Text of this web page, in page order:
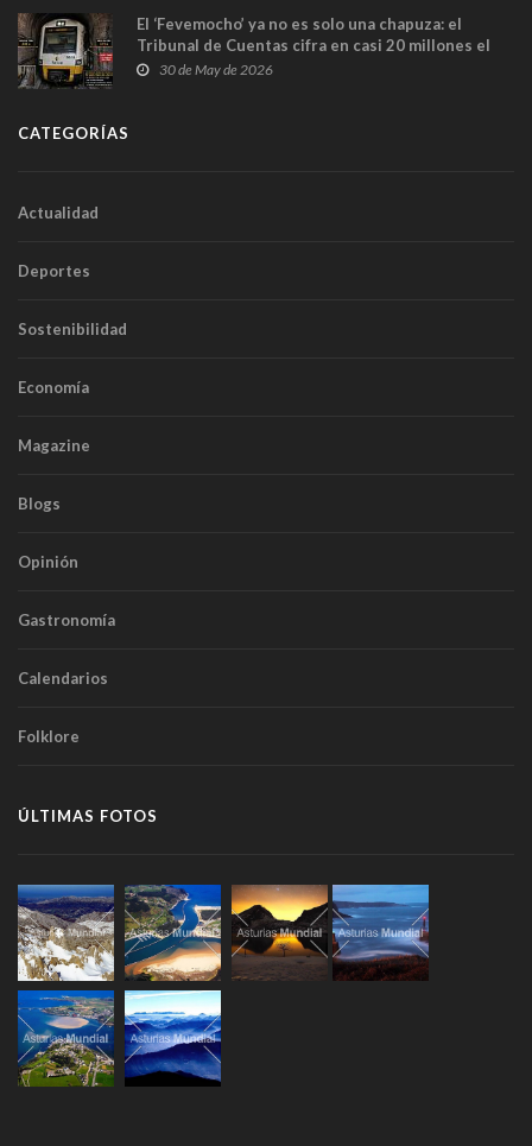
El ‘Fevemocho’ ya no es solo una chapuza: el
Tribunal de Cuentas cifra en casi 20 millones el
sobrecoste de los trenes que no cabían por los
30 de May de 2026
CATEGORÍAS
Actualidad
Deportes
Sostenibilidad
Economía
Magazine
Blogs
Opinión
Gastronomía
Calendarios
Folklore
ÚLTIMAS FOTOS